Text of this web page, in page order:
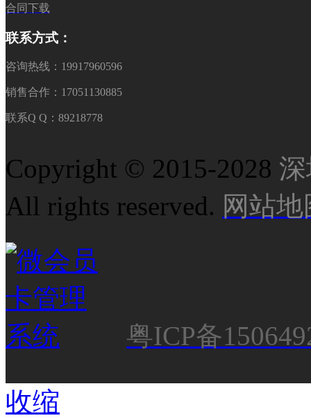
合同下载
联系方式：
咨询热线：19917960596
销售合作：17051130885
联系Q Q：89218778
Copyright © 2015-2028
All rights reserved. 网站地
粤ICP备
收缩